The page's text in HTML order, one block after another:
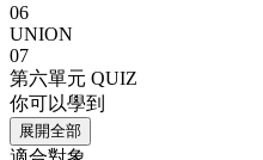
06
UNION
07
第六單元 QUIZ
你可以學到
展開全部